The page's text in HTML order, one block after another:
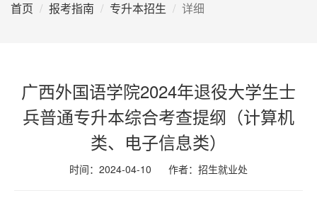
首页 报考指南 专升本招生 详细
广西外国语学院2024年退役大学生士
兵普通专升本综合考查提纲（计算机
类、电子信息类）
时间：2024-04-10 作者：招生就业处